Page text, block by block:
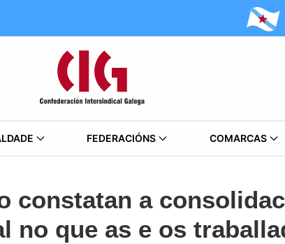
FEDERACIÓNS COMARCAS
constatan a
no que as e os